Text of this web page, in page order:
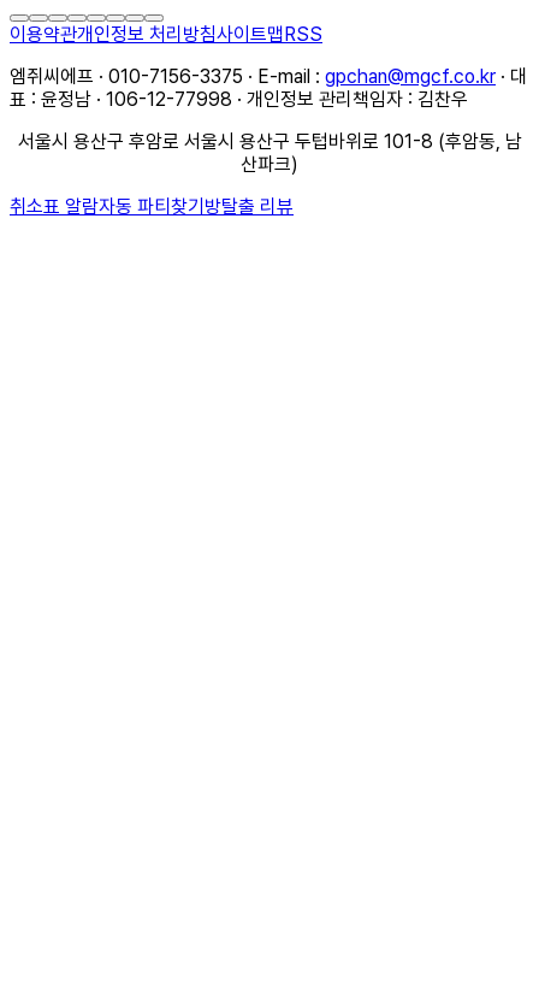
이용약관개인정보 처리방침사이트맵RSS
엠쥐씨에프 · 010-7156-3375 · E-mail : gpchan@mgcf.co.kr · 대
표 : 윤정남 · 106-12-77998 · 개인정보 관리책임자 : 김찬우
서울시 용산구 후암로 서울시 용산구 두텁바위로 101-8 (후암동, 남
산파크)
취소표 알람자동 파티찾기방탈출 리뷰